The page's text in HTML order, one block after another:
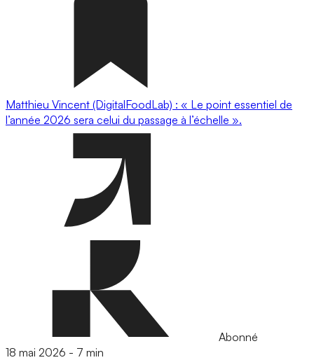
Matthieu Vincent (DigitalFoodLab) : « Le point essentiel de
l’année 2026 sera celui du passage à l’échelle ».
Abonné
18 mai 2026 - 7 min